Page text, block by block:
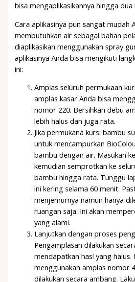
bisa mengaplikasikannya hingga dua
Cara aplikasinya pun sangat mudah
membutuhkan air sebagai bahan
diaplikasikan menggunakan spray
aplikasinya Anda bisa mengikuti
ini:
Amplas seluruh permukaan
amplas kasar Anda bisa
nomor 220. Bersihkan debu
lebih halus dan juga rata.
Jika permukana kursi bambu
untuk mencampurkan
bambu dengan air. Masukan
kemudian semprotkan ke
bambu hingga rata. Tunggu
ini kering selama 60 menit.
menjemurnya namun hanya
ruangan saja. Ini akan
yang alami.
Lanjutkan dengan proses
Pengamplasan dilakukan
mendapatkan hasl yang halus.
menggunakan amplas nomor
dilakukan secara ambang.